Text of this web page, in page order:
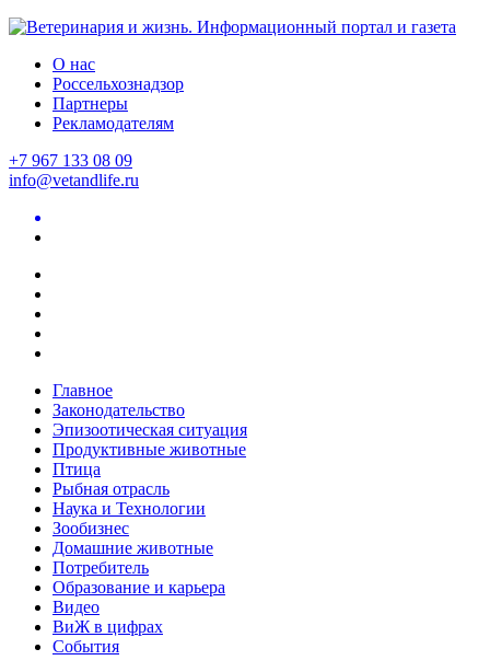
О нас
Россельхознадзор
Партнеры
Рекламодателям
+7 967 133 08 09
info@vetandlife.ru
Главное
Законодательство
Эпизоотическая ситуация
Продуктивные животные
Птица
Рыбная отрасль
Наука и Технологии
Зообизнес
Домашние животные
Потребитель
Образование и карьера
Видео
ВиЖ в цифрах
События